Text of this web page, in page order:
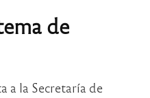
de
a la Secretaría de